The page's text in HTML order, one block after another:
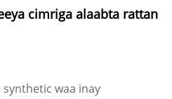
cimriga alaabta rattan
waa inay